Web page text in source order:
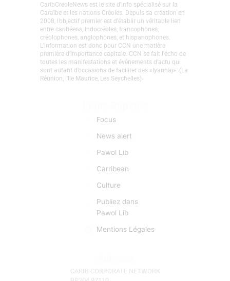
CaribCreoleNews est le site d’info spécialisé sur la
Caraïbe et les nations Créoles. Depuis sa création en
2008, l’objectif premier est d’établir un véritable lien
entre caribéens, indocréoles, francophones,
créolophones, anglophones, et hispanophones.
L’information est donc pour CCN une matière
première d’importance capitale. CCN se fait l’écho de
toutes les manifestations et évènements d'actu qui
sont autant d’occasions de faciliter des «lyannaj». (La
Réunion, l'Ile Maurice, Les Seychelles)
Focus
News alert
Pawol Lib
Carribean
Culture
Publiez dans
Pawol Lib
Mentions Légales
CARIB CORPORATE NETWORK